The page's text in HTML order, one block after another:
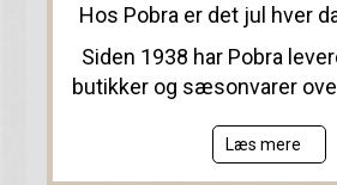
Hos Pobra er det jul hver
Siden 1938 har Pobra
butikker og sæsonvarer
Læs mere